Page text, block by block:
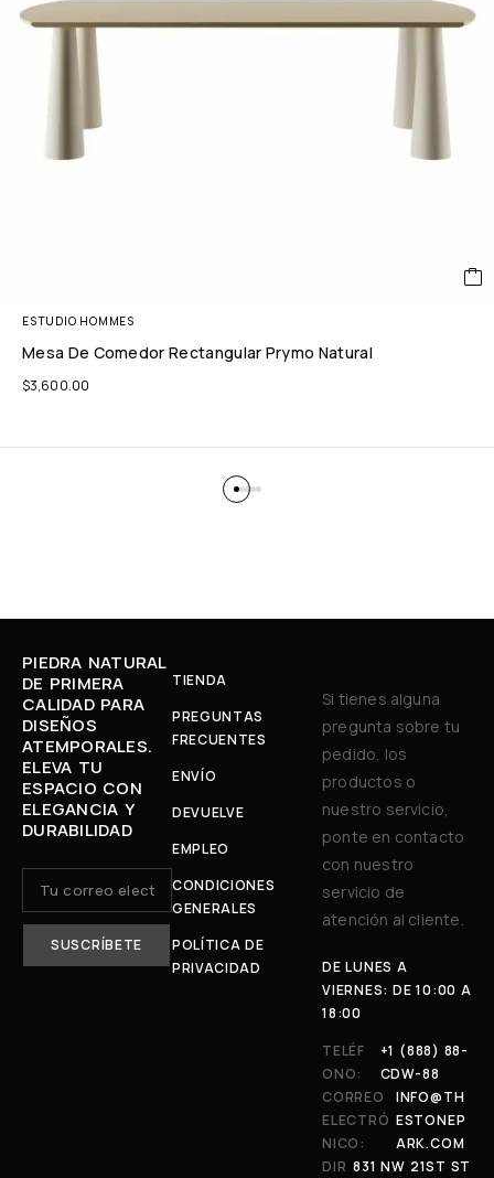
ESTUDIO HOMMES
Mesa De Comedor Rectangular Prymo Natural
$3,600.00
PIEDRA NATURAL
DE PRIMERA
CALIDAD PARA
DISEÑOS
ATEMPORALES.
ELEVA TU
ESPACIO CON
ELEGANCIA Y
DURABILIDAD
TIENDA
PREGUNTAS
FRECUENTES
ENVÍO
DEVUELVE
EMPLEO
CONDICIONES
GENERALES
POLÍTICA DE
PRIVACIDAD
Si tienes alguna
pregunta sobre tu
pedido, los
productos o
nuestro servicio,
ponte en contacto
con nuestro
servicio de
atención al cliente.
DE LUNES A
VIERNES: DE 10:00 A
18:00
TELÉF
ONO:
+1 (888) 88-
CDW-88
CORREO
ELECTRÓ
NICO:
INFO@TH
ESTONEP
ARK.COM
DIR 831 NW 21ST ST